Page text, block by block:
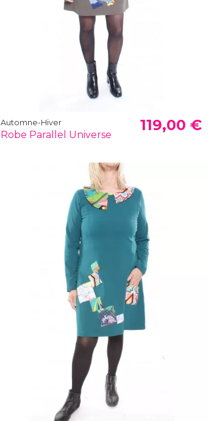
Automne-Hiver
Robe Parallel Universe
119,00 €